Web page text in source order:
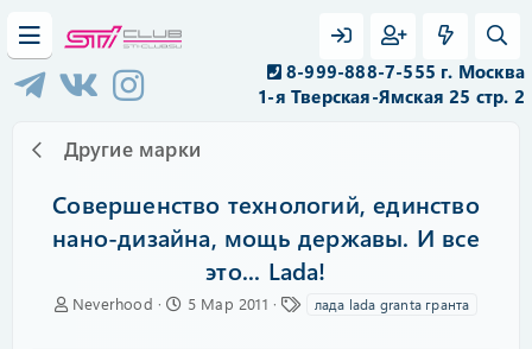
8-999-888-7-555 г. Москва
1-я Тверская-Ямская 25 стр. 2
Другие марки
Совершенство технологий, единство
нано-дизайна, мощь державы. И все
это... Lada!
А
Neverhood
Д
5 Мар 2011 лада lada granta гранта